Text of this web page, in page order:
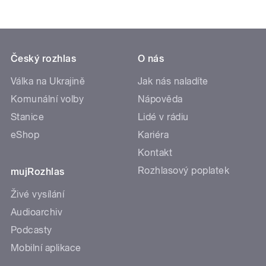
Český rozhlas
Válka na Ukrajině
Komunální volby
Stanice
eShop
mujRozhlas
Živé vysílání
Audioarchiv
Podcasty
Mobilní aplikace
O nás
Jak nás naladíte
Nápověda
Lidé v rádiu
Kariéra
Kontakt
Rozhlasový poplatek